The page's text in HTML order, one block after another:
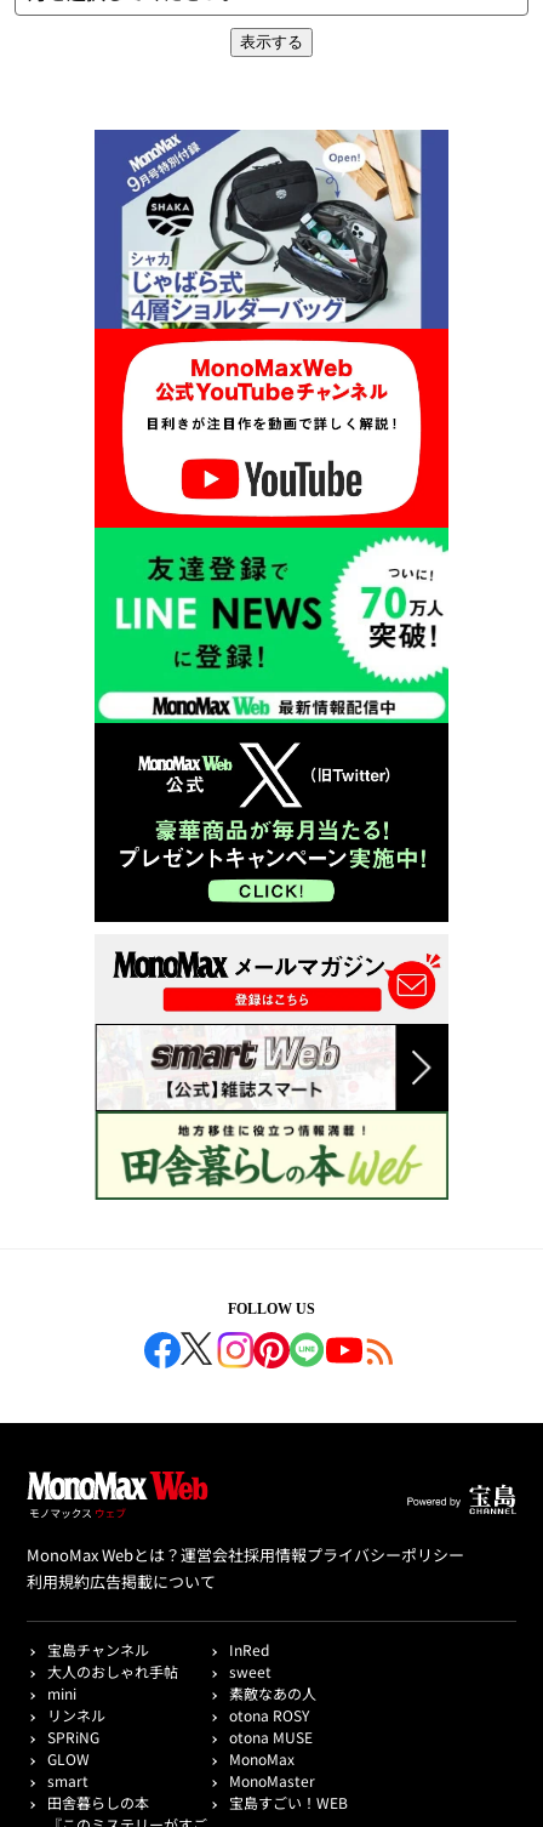
表示する
FOLLOW US
MonoMax Webとは？運営会社採用情報プライバシーポリシー
利用規約広告掲載について
宝島チャンネル
InRed
大人のおしゃれ手帖
sweet
mini
素敵なあの人
リンネル
otona ROSY
SPRiNG
otona MUSE
GLOW
MonoMax
smart
MonoMaster
田舎暮らしの本
宝島すごい！WEB